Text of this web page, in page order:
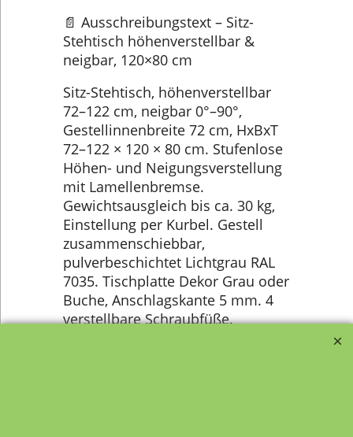
📄 Ausschreibungstext – Sitz-
Stehtisch höhenverstellbar &
neigbar, 120×80 cm
Sitz-Stehtisch, höhenverstellbar
72–122 cm, neigbar 0°–90°,
Gestellinnenbreite 72 cm, HxBxT
72–122 × 120 × 80 cm. Stufenlose
Höhen- und Neigungsverstellung
mit Lamellenbremse.
Gewichtsausgleich bis ca. 30 kg,
Einstellung per Kurbel. Gestell
zusammenschiebbar,
pulverbeschichtet Lichtgrau RAL
7035. Tischplatte Dekor Grau oder
Buche, Anschlagskante 5 mm. 4
verstellbare Schraubfüße.